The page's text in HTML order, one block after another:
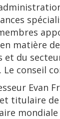
matière
et du
Le conseil
Evan
titulaire de
mondiale